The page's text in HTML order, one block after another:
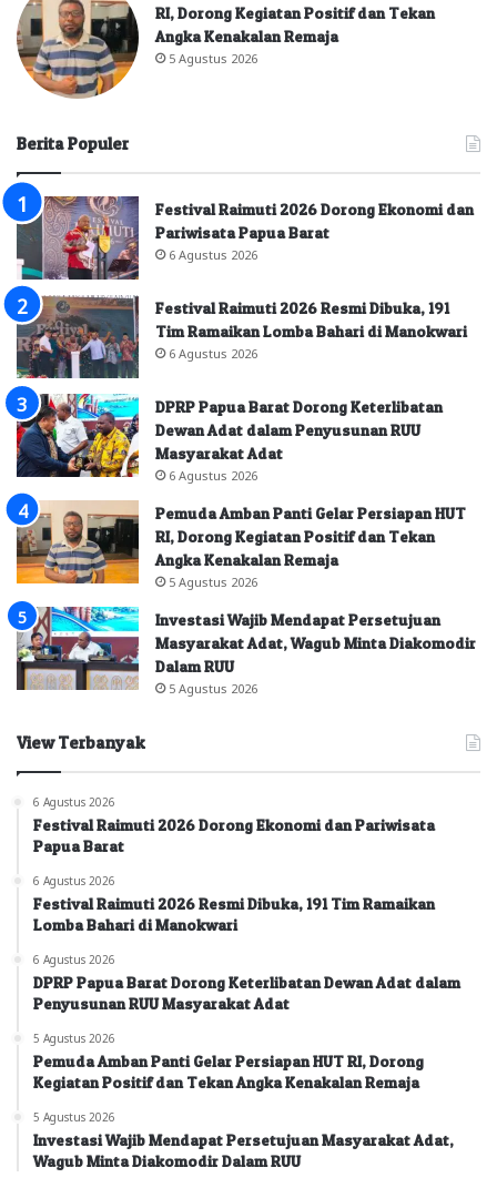
RI, Dorong Kegiatan Positif dan Tekan
Angka Kenakalan Remaja
5 Agustus 2026
Berita Populer
Festival Raimuti 2026 Dorong Ekonomi dan
Pariwisata Papua Barat
6 Agustus 2026
Festival Raimuti 2026 Resmi Dibuka, 191
Tim Ramaikan Lomba Bahari di Manokwari
6 Agustus 2026
DPRP Papua Barat Dorong Keterlibatan
Dewan Adat dalam Penyusunan RUU
Masyarakat Adat
6 Agustus 2026
Pemuda Amban Panti Gelar Persiapan HUT
RI, Dorong Kegiatan Positif dan Tekan
Angka Kenakalan Remaja
5 Agustus 2026
Investasi Wajib Mendapat Persetujuan
Masyarakat Adat, Wagub Minta Diakomodir
Dalam RUU
5 Agustus 2026
View Terbanyak
6 Agustus 2026
Festival Raimuti 2026 Dorong Ekonomi dan Pariwisata
Papua Barat
6 Agustus 2026
Festival Raimuti 2026 Resmi Dibuka, 191 Tim Ramaikan
Lomba Bahari di Manokwari
6 Agustus 2026
DPRP Papua Barat Dorong Keterlibatan Dewan Adat dalam
Penyusunan RUU Masyarakat Adat
5 Agustus 2026
Pemuda Amban Panti Gelar Persiapan HUT RI, Dorong
Kegiatan Positif dan Tekan Angka Kenakalan Remaja
5 Agustus 2026
Investasi Wajib Mendapat Persetujuan Masyarakat Adat,
Wagub Minta Diakomodir Dalam RUU